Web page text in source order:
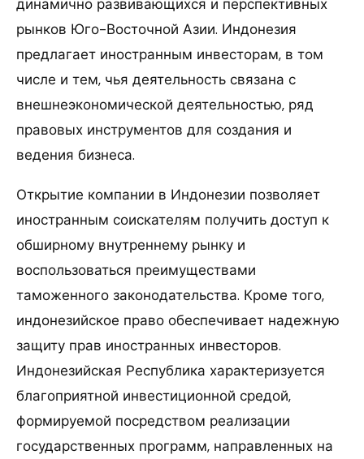
динамично развивающихся и перспективных
рынков Юго-Восточной Азии. Индонезия
предлагает иностранным инвесторам, в том
числе и тем, чья деятельность связана с
внешнеэкономической деятельностью, ряд
правовых инструментов для создания и
ведения бизнеса.
Открытие компании в Индонезии позволяет
иностранным соискателям получить доступ к
обширному внутреннему рынку и
воспользоваться преимуществами
таможенного законодательства. Кроме того,
индонезийское право обеспечивает надежную
защиту прав иностранных инвесторов.
Индонезийская Республика характеризуется
благоприятной инвестиционной средой,
формируемой посредством реализации
государственных программ, направленных на